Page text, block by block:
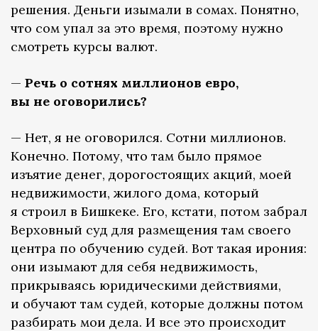
решения. Деньги изымали в сомах. Понятно,
что сом упал за это время, поэтому нужно
смотреть курсы валют.
— Речь о сотнях миллионов евро,
вы не оговорились?
— Нет, я не оговорился. Сотни миллионов.
Конечно. Потому, что там было прямое
изъятие денег, дорогостоящих акций, моей
недвижимости, жилого дома, который
я строил в Бишкеке. Его, кстати, потом забрал
Верховный суд для размещения там своего
центра по обучению судей. Вот такая ирония:
они изымают для себя недвижимость,
прикрываясь юридическими действиями,
и обучают там судей, которые должны потом
разбирать мои дела. И все это происходит